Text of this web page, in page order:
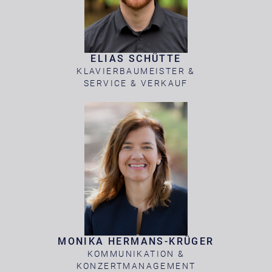
ELIAS SCHÜTTE
KLAVIERBAUMEISTER &
SERVICE & VERKAUF
MONIKA HERMANS-KRÜGER
KOMMUNIKATION &
KONZERTMANAGEMENT